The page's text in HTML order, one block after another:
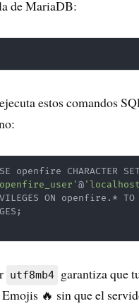
de MariaDB:
estos comandos
openfire CHARACTER
@
ON openfire.* TO
;
utf8mb4 garantiza que
Emojis 🔥 sin que el